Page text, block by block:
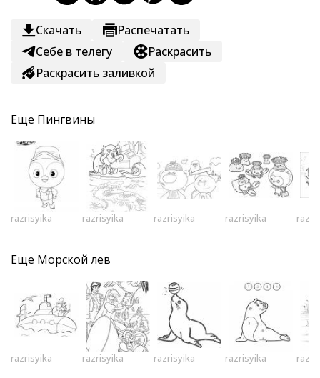
Скачать
Распечатать
Себе в телегу
Раскрасить
Раскрасить заливкой
Еще Пингвины
razrisyika razrisyika razrisyika razrisyika
Еще Морской лев
razrisyika razrisyika razrisyika razrisyika